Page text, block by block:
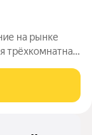
на рынке
трёхкомнатная